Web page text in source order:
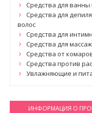
Средства для
Средства для
волос
Средства для
Средства для
Средства от
Средства против
Увлажняющие и
ИНФОРМАЦИЯ О